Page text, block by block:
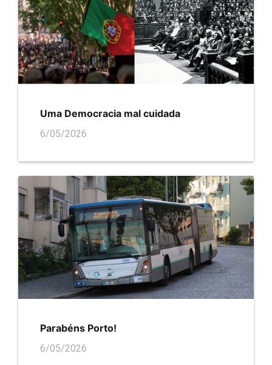
Uma Democracia mal cuidada
6/05/2026
Parabéns Porto!
6/05/2026